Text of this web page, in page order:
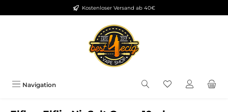
Zum Hauptinhalt springenKostenloser Versand ab 40€
Navigation Du hast 0